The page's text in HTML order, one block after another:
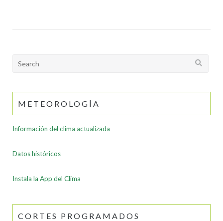
Search
METEOROLOGÍA
Información del clima actualizada
Datos históricos
Instala la App del Clima
CORTES PROGRAMADOS